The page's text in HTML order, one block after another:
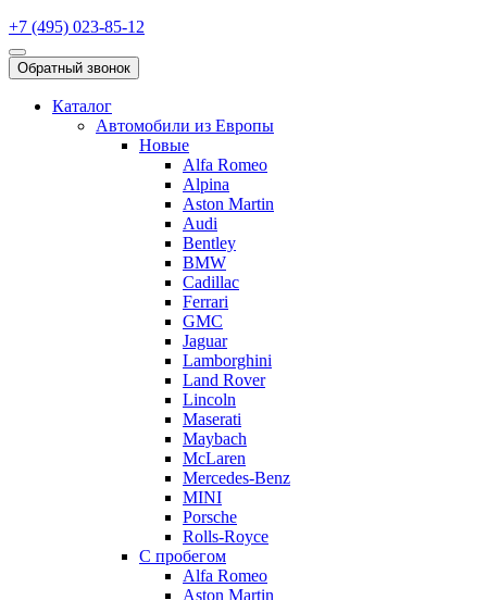
+7 (495) 023-85-12
Обратный звонок
Каталог
Автомобили из Европы
Новые
Alfa Romeo
Alpina
Aston Martin
Audi
Bentley
BMW
Cadillac
Ferrari
GMC
Jaguar
Lamborghini
Land Rover
Lincoln
Maserati
Maybach
McLaren
Mercedes-Benz
MINI
Porsche
Rolls-Royce
С пробегом
Alfa Romeo
Aston Martin